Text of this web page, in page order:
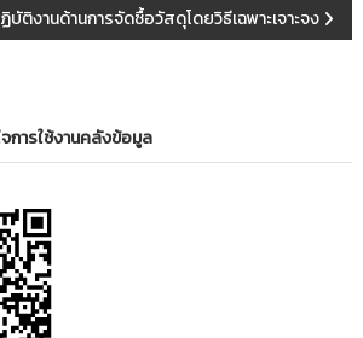
บัติงานด้านการจัดซื้อวัสดุโดยวิธีเฉพาะเจาะจง
การใช้งานคลังข้อมูล